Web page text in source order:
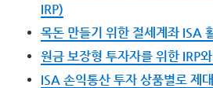
IRP)
목돈 만들기 위한 절세계좌 ISA
원금 보장형 투자자를 위한 IRP
ISA 손익통산 투자 상품별로 제